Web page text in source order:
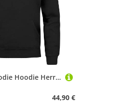
Neverless Hoodie Hoodie Herren Kanada Flagge Flag Ahornblatt Schriftzug Aufschrift
44,90 €